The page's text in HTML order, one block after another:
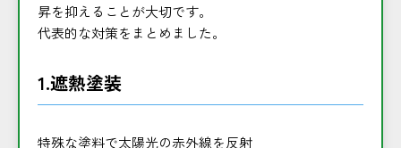
昇を抑えることが大切です。
代表的な対策をまとめました。
1.遮熱塗装
特殊な塗料で太陽光の赤外線を反射